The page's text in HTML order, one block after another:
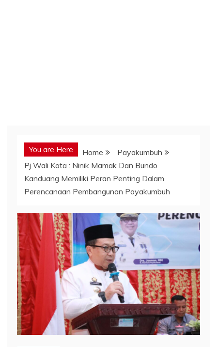
You are Here Home
Payakumbuh
Pj Wali Kota : Ninik Mamak Dan Bundo
Kanduang Memiliki Peran Penting Dalam
Perencanaan Pembangunan Payakumbuh